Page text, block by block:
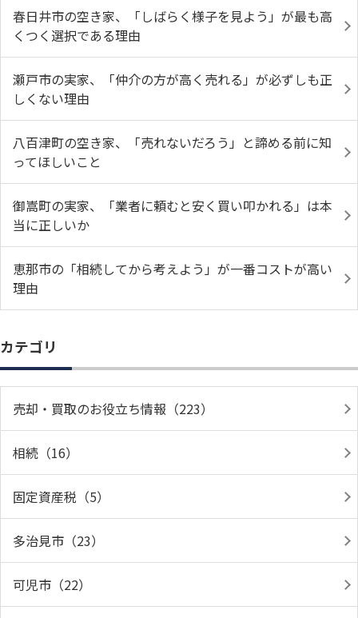
春日井市の空き家、「しばらく様子を見よう」が最も高
くつく選択である理由
瀬戸市の実家、「仲介の方が高く売れる」が必ずしも正
しくない理由
八百津町の空き家、「売れないだろう」と諦める前に知
ってほしいこと
御嵩町の実家、「業者に頼むと安く買い叩かれる」は本
当に正しいか
恵那市の「相続してから考えよう」が一番コストが高い
理由
カテゴリ
売却・買取のお役立ち情報（223）
相続（16）
固定資産税（5）
多治見市（23）
可児市（22）